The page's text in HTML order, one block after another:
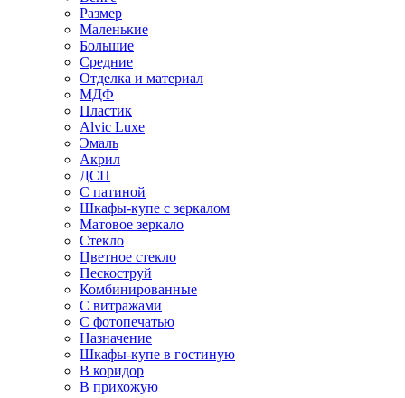
Размер
Маленькие
Большие
Средние
Отделка и материал
МДФ
Пластик
Alvic Luxe
Эмаль
Акрил
ДСП
С патиной
Шкафы-купе с зеркалом
Матовое зеркало
Стекло
Цветное стекло
Пескоструй
Комбинированные
С витражами
С фотопечатью
Назначение
Шкафы-купе в гостиную
В коридор
В прихожую